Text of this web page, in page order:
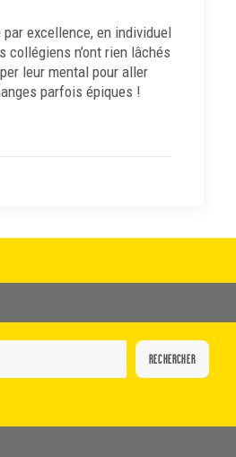
excellence, en individuel
collégiens n’ont rien lâchés
leur mental pour aller
parfois épiques !
RECHERCHER